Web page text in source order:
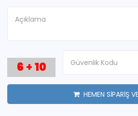
6 +10
HEMEN SİPARİŞ